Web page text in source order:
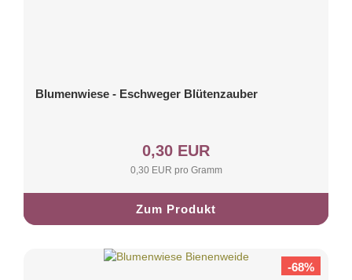
Blumenwiese - Eschweger Blütenzauber
0,30 EUR
0,30 EUR pro Gramm
Zum Produkt
-68%